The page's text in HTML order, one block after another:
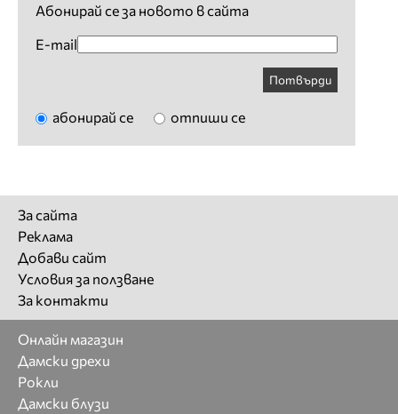
Абонирай се за новото в сайта
E-mail
Потвърди
абонирай се отпиши се
За сайта
Реклама
Добави сайт
Условия за ползване
За контакти
Онлайн магазин
Дамски дрехи
Рокли
Дамски блузи